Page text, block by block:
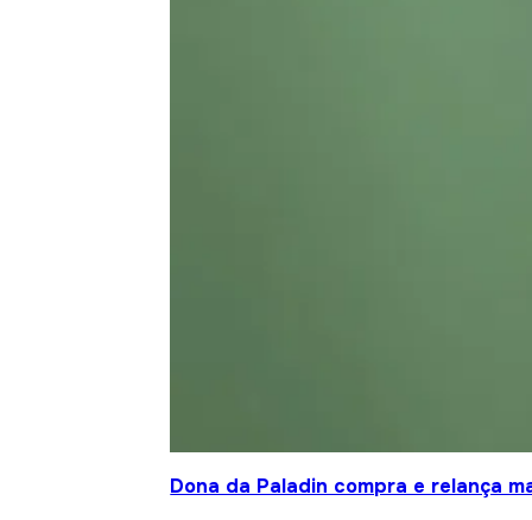
Dona da Paladin compra e relança